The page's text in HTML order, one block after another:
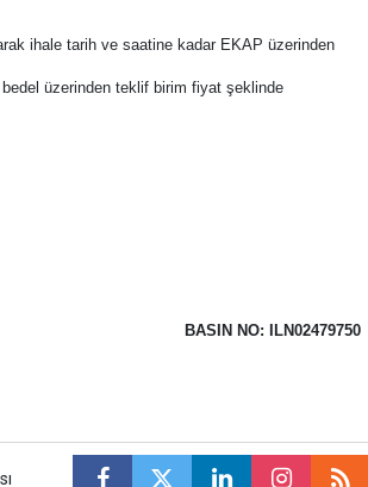
ihale tarih ve saatine kadar EKAP üzerinden
üzerinden teklif birim fiyat şeklinde
BASIN NO: ILN02479750